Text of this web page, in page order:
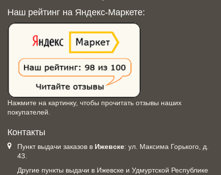
Наш рейтинг на Яндекс-Маркете:
Нажмите на картинку, чтобы прочитать отзывы наших
покупателей.
Контакты
Пункт выдачи заказов в Ижевске: ул. Максима Горького, д.
43.
Другие пункты выдачи в Ижевске и Удмуртской Республике